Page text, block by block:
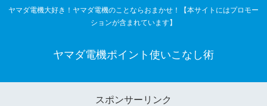
ヤマダ電機大好き！ヤマダ電機のことならおまかせ！【本サイトにはプロモー
ションが含まれています】
ヤマダ電機ポイント使いこなし術
スポンサーリンク